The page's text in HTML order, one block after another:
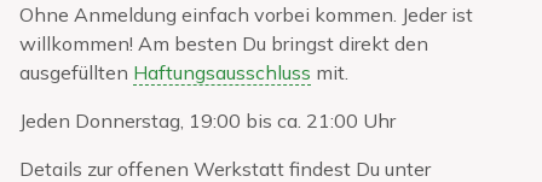
Ohne Anmeldung einfach vorbei kommen. Jeder ist
willkommen! Am besten Du bringst direkt den
ausgefüllten Haftungsausschluss mit.
Jeden Donnerstag, 19:00 bis ca. 21:00 Uhr
Details zur offenen Werkstatt findest Du unter